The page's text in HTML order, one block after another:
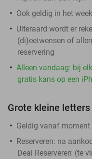
Ook geldig in het
Uiteraard wordt er
(di)eetwensen of
reservering
Alleen vandaag: bij
gratis kans op een
Grote kleine letters
Geldig vanaf
Reserveren: na
Deal Reserveren' (te